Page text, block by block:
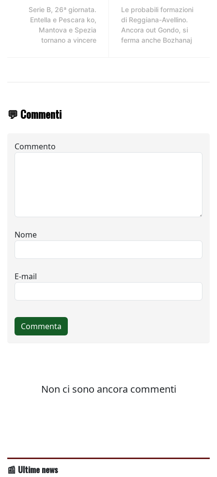
Serie B, 26ª giornata.
Entella e Pescara ko,
Mantova e Spezia
tornano a vincere
Le probabili formazioni
di Reggiana-Avellino.
Ancora out Gondo, si
ferma anche Bozhanaj
💬 Commenti
📰 Ultime news